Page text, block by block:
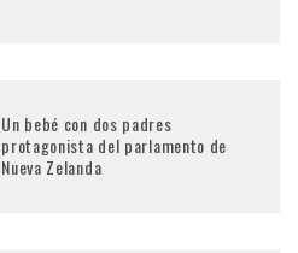
Un bebé con dos padres
protagonista del parlamento de
Nueva Zelanda